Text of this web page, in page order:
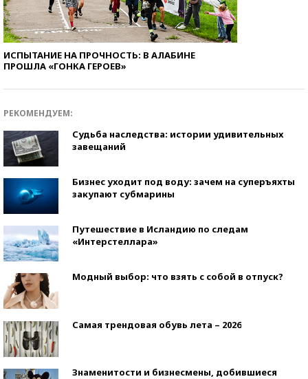
ИСПЫТАНИЕ НА ПРОЧНОСТЬ: В АЛАБИНЕ
ПРОШЛА «ГОНКА ГЕРОЕВ»
РЕКОМЕНДУЕМ:
Судьба наследства: истории удивительных
завещаний
Бизнес уходит под воду: зачем на суперъяхты
закупают субмарины
Путешествие в Исландию по следам
«Интерстеллара»
Модный выбор: что взять с собой в отпуск?
Самая трендовая обувь лета – 2026
Знаменитости и бизнесмены, добившиеся